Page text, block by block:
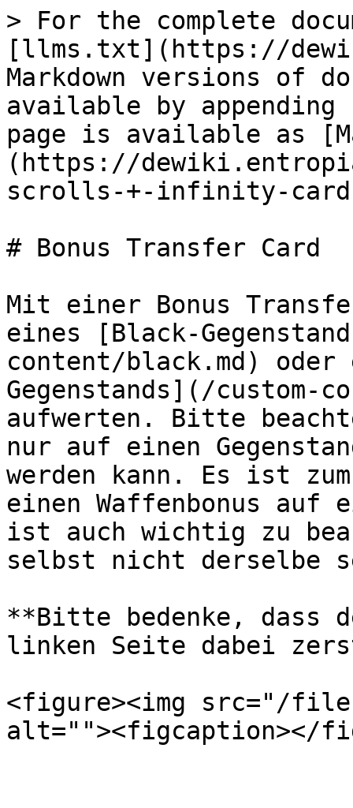
> For the complete
[llms.txt](https://
Markdown versions of
available by
page is available as
(https://
scrolls-+-infinity-
# Bonus Transfer Card
Mit einer Bonus
eines [Black-
content/black.md)
Gegenstands](/custom-
aufwerten. Bitte
nur auf einen
werden kann. Es ist
einen Waffenbonus
ist auch wichtig zu
selbst nicht derselbe
**Bitte bedenke, dass
linken Seite dabei
<figure><img src="/